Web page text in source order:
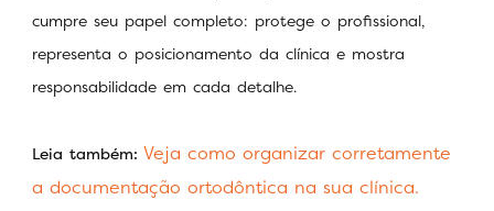
cumpre seu papel completo: protege o profissional,
representa o posicionamento da clínica e mostra
responsabilidade em cada detalhe.
Leia também: Veja como organizar corretamente
a documentação ortodôntica na sua clínica.